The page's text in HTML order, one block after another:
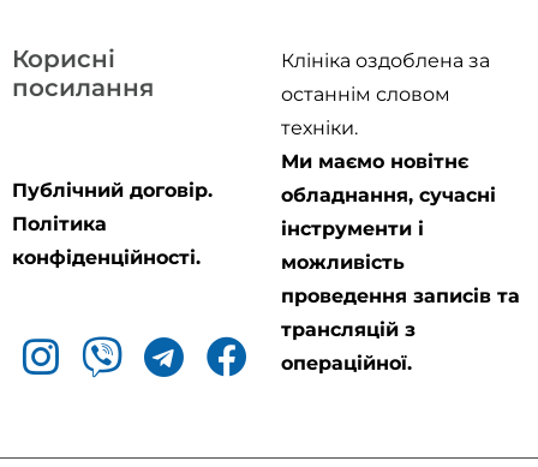
Корисні
посилання
Публічний договір.
Політика
конфіденційності.
Клініка оздоблена за
останнім словом
техніки.
Ми маємо новітнє
обладнання, сучасні
інструменти і
можливість
проведення записів та
трансляцій з
операційної.